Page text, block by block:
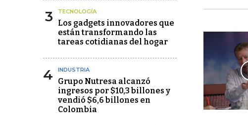
3 TECNOLOGÍA
Los gadgets innovadores que
están transformando las
tareas cotidianas del hogar
4 INDUSTRIA
Grupo Nutresa alcanzó
ingresos por $10,3 billones y
vendió $6,6 billones en
Colombia